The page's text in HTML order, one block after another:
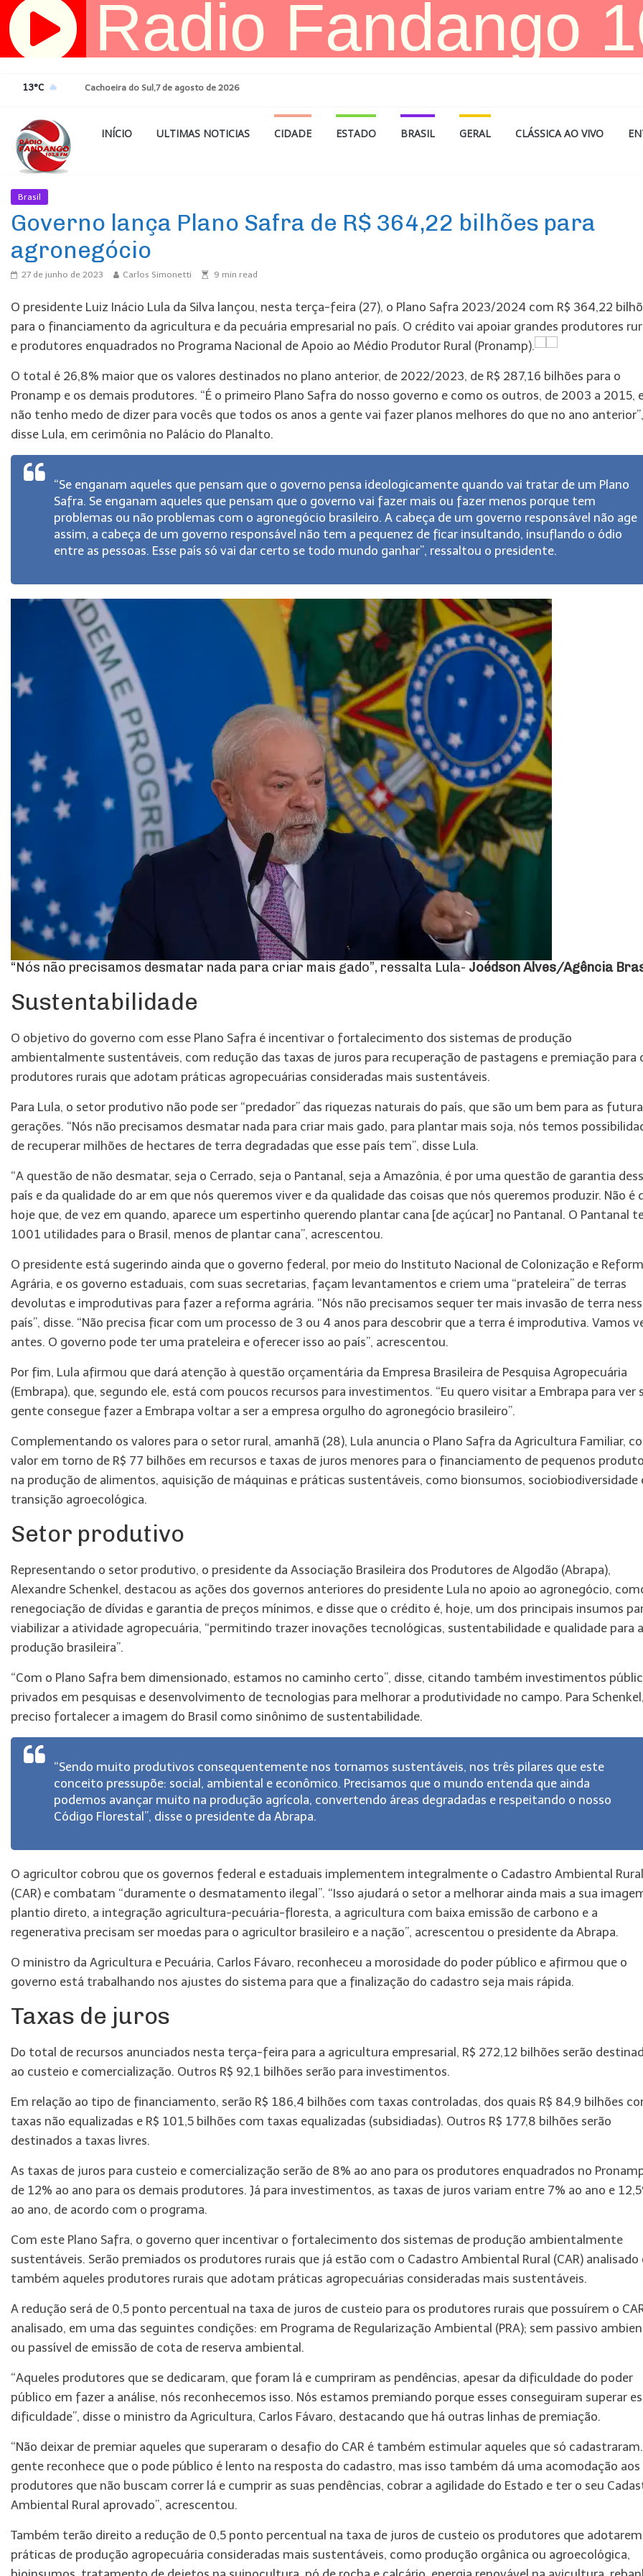
Pular
para
13°C Cachoeira do Sul,7 de agosto de 2026
INÍCIO ULTIMAS NOTICIAS CIDADE ESTADO BRASIL GERAL CLÁSSICA AO VIVO
Brasil
Governo lança Plano Safra de R$ 364,22 bilhões para
agronegócio
27 de junho de 2023 Carlos Simonetti 9 min read
O presidente Luiz Inácio Lula da Silva lançou, nesta terça-feira (27), o Plano Safra 2023/2024 com R$ 364,22
para o financiamento da agricultura e da pecuária empresarial no país. O crédito vai apoiar grandes produtores
e produtores enquadrados no Programa Nacional de Apoio ao Médio Produtor Rural (Pronamp).
O total é 26,8% maior que os valores destinados no plano anterior, de 2022/2023, de R$ 287,16 bilhões para o
Pronamp e os demais produtores. “É o primeiro Plano Safra do nosso governo e como os outros, de 2003 a 2015,
não tenho medo de dizer para vocês que todos os anos a gente vai fazer planos melhores do que no ano anterior”,
disse Lula, em cerimônia no Palácio do Planalto.
“Se enganam aqueles que pensam que o governo pensa ideologicamente quando vai tratar de um Plano
Safra. Se enganam aqueles que pensam que o governo vai fazer mais ou fazer menos porque tem
problemas ou não problemas com o agronegócio brasileiro. A cabeça de um governo responsável não age
assim, a cabeça de um governo responsável não tem a pequenez de ficar insultando, insuflando o ódio
entre as pessoas. Esse país só vai dar certo se todo mundo ganhar”, ressaltou o presidente.
“Nós não precisamos desmatar nada para criar mais gado”, ressalta Lula- Joédson Alves/Agência
Sustentabilidade
O objetivo do governo com esse Plano Safra é incentivar o fortalecimento dos sistemas de produção
ambientalmente sustentáveis, com redução das taxas de juros para recuperação de pastagens e premiação para
produtores rurais que adotam práticas agropecuárias consideradas mais sustentáveis.
Para Lula, o setor produtivo não pode ser “predador” das riquezas naturais do país, que são um bem para as
gerações. “Nós não precisamos desmatar nada para criar mais gado, para plantar mais soja, nós temos
de recuperar milhões de hectares de terra degradadas que esse país tem”, disse Lula.
“A questão de não desmatar, seja o Cerrado, seja o Pantanal, seja a Amazônia, é por uma questão de garantia
país e da qualidade do ar em que nós queremos viver e da qualidade das coisas que nós queremos produzir. Não é
hoje que, de vez em quando, aparece um espertinho querendo plantar cana [de açúcar] no Pantanal. O Pantanal
1001 utilidades para o Brasil, menos de plantar cana”, acrescentou.
O presidente está sugerindo ainda que o governo federal, por meio do Instituto Nacional de Colonização e
Agrária, e os governo estaduais, com suas secretarias, façam levantamentos e criem uma “prateleira” de terras
devolutas e improdutivas para fazer a reforma agrária. “Nós não precisamos sequer ter mais invasão de terra
país”, disse. “Não precisa ficar com um processo de 3 ou 4 anos para descobrir que a terra é improdutiva. Vamos
antes. O governo pode ter uma prateleira e oferecer isso ao país”, acrescentou.
Por fim, Lula afirmou que dará atenção à questão orçamentária da Empresa Brasileira de Pesquisa Agropecuária
(Embrapa), que, segundo ele, está com poucos recursos para investimentos. “Eu quero visitar a Embrapa para ver
gente consegue fazer a Embrapa voltar a ser a empresa orgulho do agronegócio brasileiro”.
Complementando os valores para o setor rural, amanhã (28), Lula anuncia o Plano Safra da Agricultura Familiar,
valor em torno de R$ 77 bilhões em recursos e taxas de juros menores para o financiamento de pequenos
na produção de alimentos, aquisição de máquinas e práticas sustentáveis, como bionsumos, sociobiodiversidade
transição agroecológica.
Setor produtivo
Representando o setor produtivo, o presidente da Associação Brasileira dos Produtores de Algodão (Abrapa),
Alexandre Schenkel, destacou as ações dos governos anteriores do presidente Lula no apoio ao agronegócio,
renegociação de dívidas e garantia de preços mínimos, e disse que o crédito é, hoje, um dos principais insumos
viabilizar a atividade agropecuária, “permitindo trazer inovações tecnológicas, sustentabilidade e qualidade para a
produção brasileira”.
“Com o Plano Safra bem dimensionado, estamos no caminho certo”, disse, citando também investimentos
privados em pesquisas e desenvolvimento de tecnologias para melhorar a produtividade no campo. Para
preciso fortalecer a imagem do Brasil como sinônimo de sustentabilidade.
“Sendo muito produtivos consequentemente nos tornamos sustentáveis, nos três pilares que este
conceito pressupõe: social, ambiental e econômico. Precisamos que o mundo entenda que ainda
podemos avançar muito na produção agrícola, convertendo áreas degradadas e respeitando o nosso
Código Florestal”, disse o presidente da Abrapa.
O agricultor cobrou que os governos federal e estaduais implementem integralmente o Cadastro Ambiental Rural
(CAR) e combatam “duramente o desmatamento ilegal”. “Isso ajudará o setor a melhorar ainda mais a sua
plantio direto, a integração agricultura-pecuária-floresta, a agricultura com baixa emissão de carbono e a
regenerativa precisam ser moedas para o agricultor brasileiro e a nação”, acrescentou o presidente da Abrapa.
O ministro da Agricultura e Pecuária, Carlos Fávaro, reconheceu a morosidade do poder público e afirmou que o
governo está trabalhando nos ajustes do sistema para que a finalização do cadastro seja mais rápida.
Taxas de juros
Do total de recursos anunciados nesta terça-feira para a agricultura empresarial, R$ 272,12 bilhões serão
ao custeio e comercialização. Outros R$ 92,1 bilhões serão para investimentos.
Em relação ao tipo de financiamento, serão R$ 186,4 bilhões com taxas controladas, dos quais R$ 84,9 bilhões
taxas não equalizadas e R$ 101,5 bilhões com taxas equalizadas (subsidiadas). Outros R$ 177,8 bilhões serão
destinados a taxas livres.
As taxas de juros para custeio e comercialização serão de 8% ao ano para os produtores enquadrados no
de 12% ao ano para os demais produtores. Já para investimentos, as taxas de juros variam entre 7% ao ano e
ao ano, de acordo com o programa.
Com este Plano Safra, o governo quer incentivar o fortalecimento dos sistemas de produção ambientalmente
sustentáveis. Serão premiados os produtores rurais que já estão com o Cadastro Ambiental Rural (CAR) analisado
também aqueles produtores rurais que adotam práticas agropecuárias consideradas mais sustentáveis.
A redução será de 0,5 ponto percentual na taxa de juros de custeio para os produtores rurais que possuírem o
analisado, em uma das seguintes condições: em Programa de Regularização Ambiental (PRA); sem passivo
ou passível de emissão de cota de reserva ambiental.
“Aqueles produtores que se dedicaram, que foram lá e cumpriram as pendências, apesar da dificuldade do poder
público em fazer a análise, nós reconhecemos isso. Nós estamos premiando porque esses conseguiram superar
dificuldade”, disse o ministro da Agricultura, Carlos Fávaro, destacando que há outras linhas de premiação.
“Não deixar de premiar aqueles que superaram o desafio do CAR é também estimular aqueles que só
gente reconhece que o pode público é lento na resposta do cadastro, mas isso também dá uma acomodação aos
produtores que não buscam correr lá e cumprir as suas pendências, cobrar a agilidade do Estado e ter o seu
Ambiental Rural aprovado”, acrescentou.
Também terão direito a redução de 0,5 ponto percentual na taxa de juros de custeio os produtores que adotarem
práticas de produção agropecuária consideradas mais sustentáveis, como produção orgânica ou agroecológica,